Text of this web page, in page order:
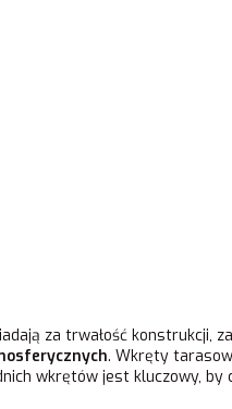
za trwałość konstrukcji,
. Wkręty
wkrętów jest kluczowy,